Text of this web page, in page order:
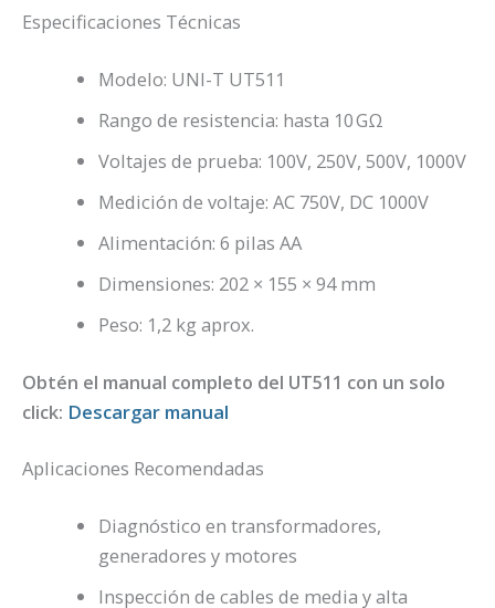
Especificaciones Técnicas
Modelo: UNI-T UT511
Rango de resistencia: hasta 10 GΩ
Voltajes de prueba: 100V, 250V, 500V, 1000V
Medición de voltaje: AC 750V, DC 1000V
Alimentación: 6 pilas AA
Dimensiones: 202 × 155 × 94 mm
Peso: 1,2 kg aprox.
Obtén el manual completo del UT511 con un solo
click: Descargar manual
Aplicaciones Recomendadas
Diagnóstico en transformadores,
generadores y motores
Inspección de cables de media y alta